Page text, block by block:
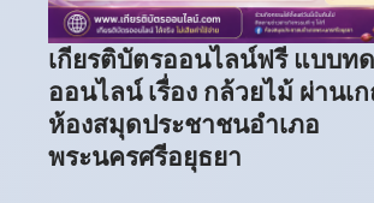
เกียรติบัตรออนไลน์ฟรี แบบท
ออนไลน์ เรื่อง กล้วยไม้ ผ่านเ
ห้องสมุดประชาชนอำเภอ
พระนครศรีอยุธยา